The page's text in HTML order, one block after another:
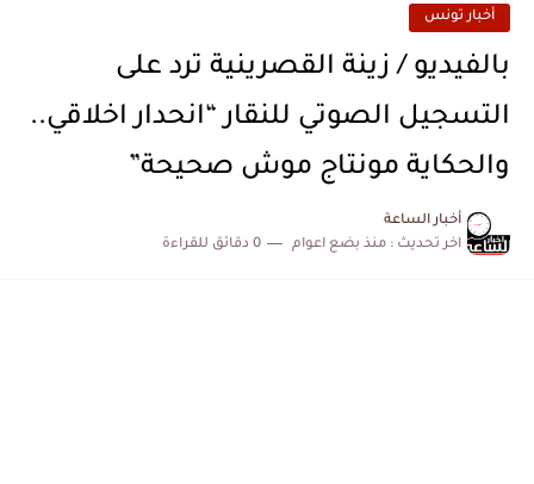
أخبار تونس
بالفيديو / زينة القصرينية ترد على
التسجيل الصوتي للنقار “انحدار اخلاقي..
والحكاية مونتاج موش صحيحة”
أخبار الساعة
اخر تحديث : منذ بضع اعوام 0 دقائق للقراءة